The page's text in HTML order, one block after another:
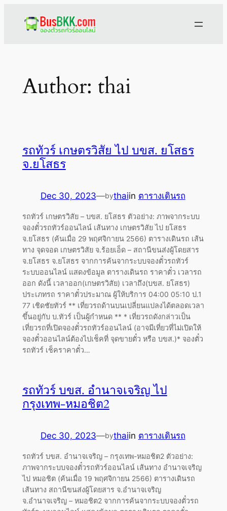
Author: thai
รถทัวร์ เกษตรวิสัย ไป บขส. ยโสธร
จ.ยโสธร
Dec 30, 2023—bythaiin ตารางเดินรถ
รถทัวร์ เกษตรวิสัย – บขส. ยโสธร ตัวอย่าง: ภาพจากระบบ
จองตั๋วรถทัวร์ออนไลน์ เส้นทาง เกษตรวิสัย ไป ยโสธร
จ.ยโสธร (ค้นเมื่อ 29 พฤศจิกายน 2566) ตารางเดินรถ เส้น
ทาง จุดจอด เกษตรวิสัย จ.ร้อยเอ็ด – สถานีขนส่งผู้โดยสาร
จ.ยโสธร จ.ยโสธร จากการค้นจากระบบจองตั๋วรถทัวร์
ระบบออนไลน์ แสดงข้อมูล ตารางเดินรถ ราคาตั๋ว เวลารถ
ออก ดังนี้ เวลาออก(เกษตรวิสัย) เวลาถึง(บขส. ยโสธร)
ประเภทรถ ราคาตั๋วประมาณ ผู้ให้บริการ 04:00 05:10 ป.1
77 เชิดชัยทัวร์ ** เที่ยวรถด้านบนเปลี่ยนแปลงได้ตลอดเวลา
ขึ้นอยู่กับ บ.ทัวร์ เป็นผู้กำหนด ** * เที่ยวรถดังกล่าวเป็น
เที่ยวรถที่เปิดจองตั๋วรถทัวร์ออนไลน์ (อาจมีเที่ยวที่ไม่เปิดให้
จองตั๋วออนไลน์ต้องไปเช็คที่ จุดขายตั๋ว หรือ บขส.)* จองตั๋ว
รถทัวร์ เช็คราคาตั๋ว…
รถทัวร์ บขส. อำนาจเจริญ ไป
กรุงเทพ-หมอชิต2
Dec 30, 2023—bythaiin ตารางเดินรถ
รถทัวร์ บขส. อำนาจเจริญ – กรุงเทพ-หมอชิต2 ตัวอย่าง:
ภาพจากระบบจองตั๋วรถทัวร์ออนไลน์ เส้นทาง อำนาจเจริญ
ไป หมอชิต (ค้นเมื่อ 19 พฤศจิกายน 2566) ตารางเดินรถ
เส้นทาง สถานีขนส่งผู้โดยสาร จ.อำนาจเจริญ
จ.อำนาจเจริญ – หมอชิต2 จากการค้นจากระบบจองตั๋วรถ